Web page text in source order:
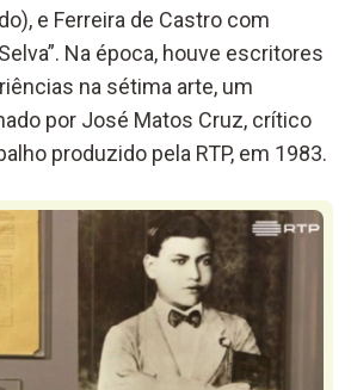
e Ferreira de Castro com
Na época, houve escritores
na sétima arte, um
por José Matos Cruz, crítico
produzido pela RTP, em 1983.